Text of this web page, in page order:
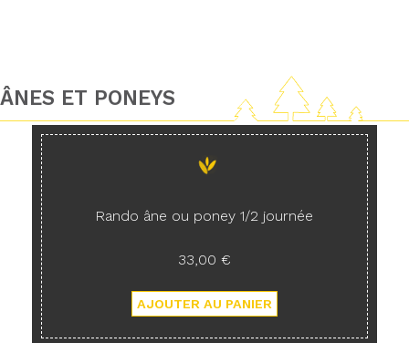
ÂNES ET PONEYS
Rando âne ou poney 1/2 journée
33,00 €